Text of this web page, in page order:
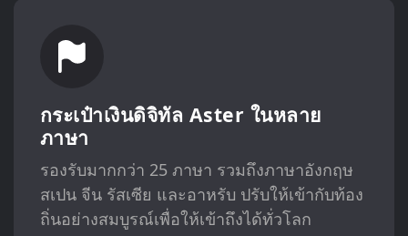
กระเป๋าเงินดิจิทัล Aster ในหลาย
ภาษา
รองรับมากกว่า 25 ภาษา รวมถึงภาษาอังกฤษ
สเปน จีน รัสเซีย และอาหรับ ปรับให้เข้ากับท้อง
ถิ่นอย่างสมบูรณ์เพื่อให้เข้าถึงได้ทั่วโลก